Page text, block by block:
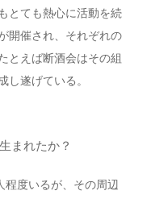
とても熱心に活動を続
開催され、それぞれの
とえば断酒会はその組
し遂げている。
まれたか？
度いるが、その周辺